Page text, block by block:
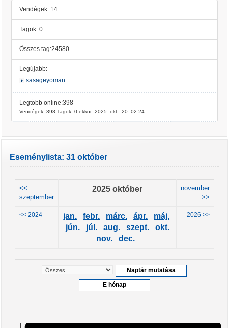
Vendégek: 14
Tagok: 0
Összes tag:24580
Legújabb:
sasageyoman
Legtöbb online:398
Vendégek: 398 Tagok: 0 ekkor: 2025. okt.. 20. 02:24
Eseménylista: 31 október
<<
szeptember
2025 október
november
>>
<< 2024 jan. febr. márc. ápr.
máj.
jún.
júl. aug. szept.
okt.
nov.
dec.
2026 >>